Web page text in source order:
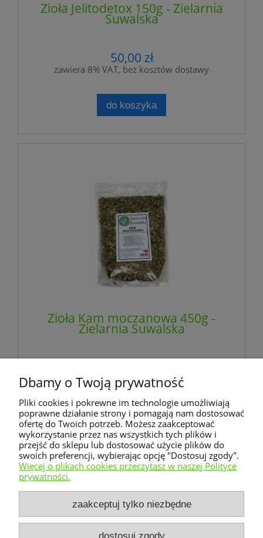
Zioła Jelitodetox 150g - Zielarnia
Suwalska
50,00 zł
zawiera 8% VAT, bez kosztów dostawy
do koszyka
Zioła Kam moczanowa 450g -
Zielarnia Suwalska
zawiera 8% VAT, bez kosztów dostawy
do koszyka
« 1 2 3 »
Warunki zakupów
Moje konto
Dbamy o Twoją prywatność
Pliki cookies i pokrewne im technologie umożliwiają
poprawne działanie strony i pomagają nam dostosować
ofertę do Twoich potrzeb. Możesz zaakceptować
wykorzystanie przez nas wszystkich tych plików i
przejść do sklepu lub dostosować użycie plików do
swoich preferencji, wybierając opcję "Dostosuj zgody".
Więcej o plikach cookies przeczytasz w naszej Polityce
prywatności.
zaakceptuj tylko niezbędne
dostosuj zgody